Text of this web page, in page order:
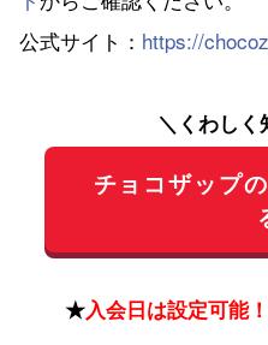
公式サイト： https://
＼くわしく
チョコザップ
★入会日は設定可能！